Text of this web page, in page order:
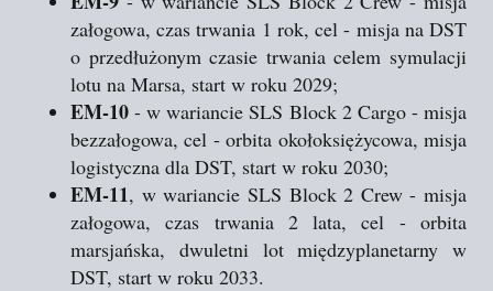
załogowa, czas trwania 1 rok, cel - misja na DST
o przedłużonym czasie trwania celem symulacji
lotu na Marsa, start w roku 2029;
EM-10 - w wariancie SLS Block 2 Cargo - misja
bezzałogowa, cel - orbita okołoksiężycowa, misja
logistyczna dla DST, start w roku 2030;
EM-11, w wariancie SLS Block 2 Crew - misja
załogowa, czas trwania 2 lata, cel - orbita
marsjańska, dwuletni lot międzyplanetarny w
DST, start w roku 2033.